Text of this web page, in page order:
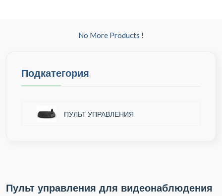
No More Products !
Подкатегория
ПУЛЬТ УПРАВЛЕНИЯ
Пульт управления для видеонаблюдения